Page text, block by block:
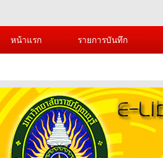
หน้าแรก
รายการบันทึก